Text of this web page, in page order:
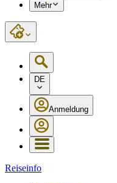
Mehr
DE
Anmeldung
Reiseinfo